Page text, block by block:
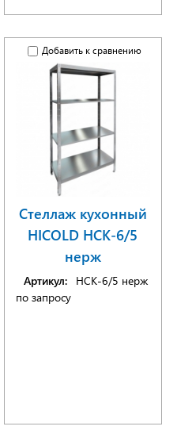
Добавить к сравнению
Стеллаж кухонный
HICOLD НСК-6/5
нерж
Артикул:
НСК-6/5 нерж
по запросу